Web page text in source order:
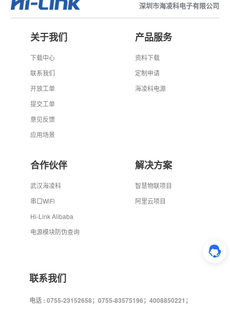
深圳市海凌科电子有限公司
关于我们
下载中心
联系我们
开放工单
提交工单
意见反馈
应用场景
产品服务
资料下载
定制申请
海凌科电源
合作伙伴
武汉海凌科
串口WiFi
Hi-Link Alibaba
电源模块防伪查询
解决方案
智慧物联项目
阿里云项目
联系我们
电话 : 0755-23152658；0755-83575196；4008850221；